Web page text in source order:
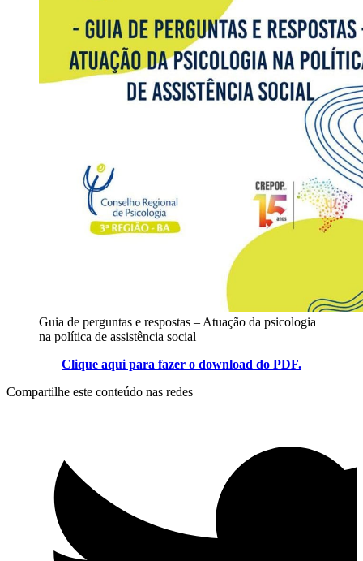
Guia de perguntas e respostas – Atuação da psicologia
na política de assistência social
Clique aqui para fazer o download do PDF.
Compartilhe este conteúdo nas redes